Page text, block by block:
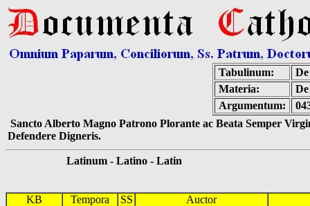
Tabulinum:
Materia:
Argumentum:
Sancto Alberto Magno Patrono Plorante ac Beata Semper
Defendere Digneris.
Latinum - Latino - Latin
KB Tempora SS
Auctor